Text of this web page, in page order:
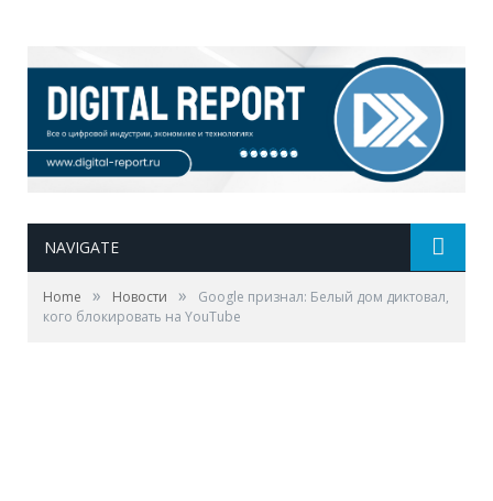
NAVIGATE
Home » Новости »
Google признал: Белый дом диктовал,
кого блокировать на YouTube